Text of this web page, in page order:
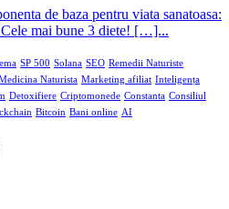
de baza pentru viata sanatoasa:
mai bune 3 diete! […]...
SP 500 Solana SEO Remedii Naturiste
Naturista Marketing afiliat Inteligența
Detoxifiere Criptomonede Constanta Consiliul
Bitcoin Bani online AI